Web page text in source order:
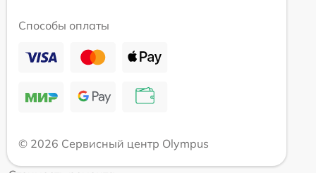
Способы оплаты
© 2026 Сервисный центр Olympus